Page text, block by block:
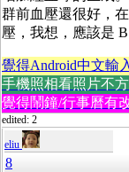
群前血壓還很好，
壓，我想，應該是
覺得Android中文輸
手機照相看照片不
覺得鬧鐘/行事曆有
edited: 2
eliu
8